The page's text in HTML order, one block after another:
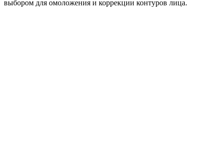
выбором для омоложения и коррекции контуров лица.